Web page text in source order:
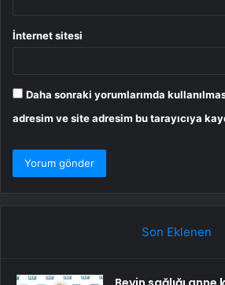
İnternet sitesi
Daha sonraki yorumlarımda
adresim ve site adresim bu tarayıcıya
Son Eklenen